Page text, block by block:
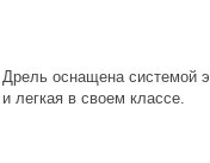
оснащена системой
легкая в своем классе.